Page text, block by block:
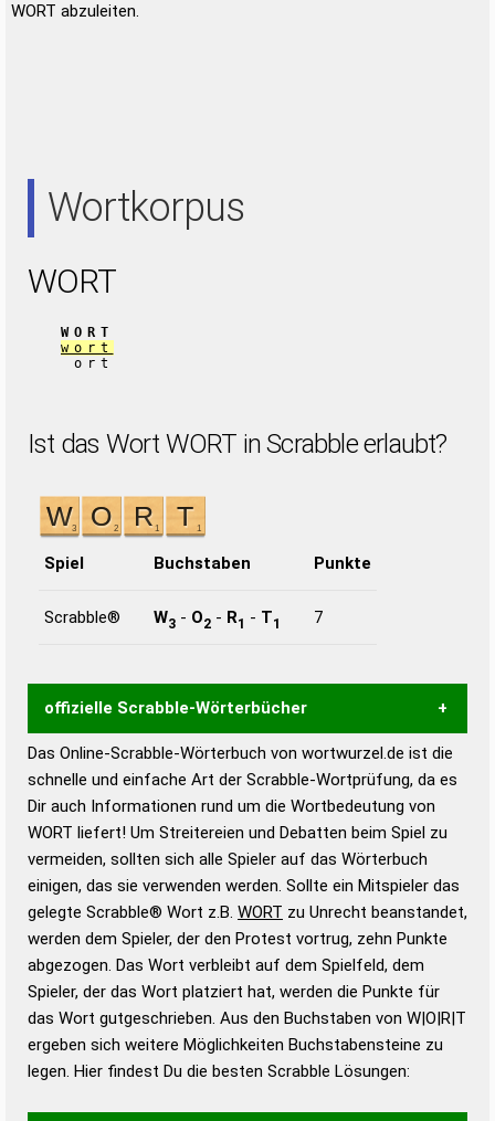
WORT abzuleiten.
Wortkorpus
WORT
WORT
wort
ort
Ist das Wort WORT in Scrabble erlaubt?
Spiel Buchstaben Punkte
Scrabble® W3 - O2 - R1 - T1 7
offizielle Scrabble-Wörterbücher
Wortwurzel liefert mit Hilfe eines semantischen
Wortanalyse-Algorithmus gute Anhaltspunkte zu
Wortbedeutung, Worttrennung und Wortform, um die
Gültigkeit eines Wortes für das Scrabble-Spiel zu
bestimmen!
zugelassene Turnier Scrabble-
Wörterbücher sind:
Duden – Standardwerk in 12 Bänden
Duden – Richtiges und gutes
Deutsch
Duden – Die deutsche Grammatik
Duden – Deutsches
Universalwörterbuch
Das Online-Scrabble-Wörterbuch von wortwurzel.de ist die
schnelle und einfache Art der Scrabble-Wortprüfung, da es
Dir auch Informationen rund um die Wortbedeutung von
WORT liefert! Um Streitereien und Debatten beim Spiel zu
vermeiden, sollten sich alle Spieler auf das Wörterbuch
einigen, das sie verwenden werden. Sollte ein Mitspieler das
gelegte Scrabble® Wort z.B. WORT zu Unrecht beanstandet,
werden dem Spieler, der den Protest vortrug, zehn Punkte
abgezogen. Das Wort verbleibt auf dem Spielfeld, dem
Spieler, der das Wort platziert hat, werden die Punkte für
das Wort gutgeschrieben. Aus den Buchstaben von W|O|R|T
ergeben sich weitere Möglichkeiten Buchstabensteine zu
legen. Hier findest Du die besten Scrabble Lösungen: